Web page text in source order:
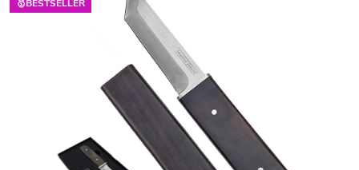
🥇BESTSELLER